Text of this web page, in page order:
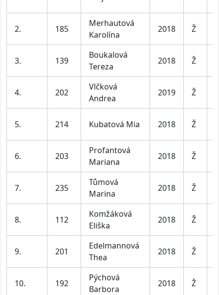
2. 185
Merhautová
Karolína
2018 Ž
3. 139
Boukalová
Tereza
2018 Ž
4. 202
Vlčková
Andrea
2019 Ž
5. 214 Kubatová Mia 2018 Ž
6. 203
Profantová
Mariana
2018 Ž
7. 235
Tůmová
Marina
2018 Ž
8. 112
Komžáková
Eliška
2018 Ž
9. 201
Edelmannová
Thea
2018 Ž
10. 192
Pýchová
Barbora
2018 Ž